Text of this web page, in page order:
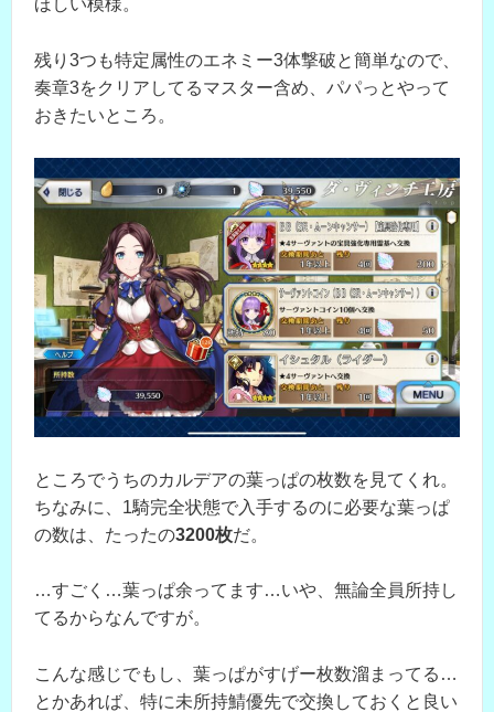
ほしい模様。
残り3つも特定属性のエネミー3体撃破と簡単なので、
奏章3をクリアしてるマスター含め、パパっとやって
おきたいところ。
ところでうちのカルデアの葉っぱの枚数を見てくれ。
ちなみに、1騎完全状態で入手するのに必要な葉っぱ
の数は、たったの3200枚だ。
…すごく…葉っぱ余ってます…いや、無論全員所持し
てるからなんですが。
こんな感じでもし、葉っぱがすげー枚数溜まってる…
とかあれば、特に未所持鯖優先で交換しておくと良い